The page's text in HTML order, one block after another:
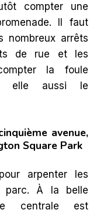
compter une
Il faut
nombreux arrêts
de rue et les
la foule
elle aussi le
avenue,
Square Park
arpenter les
parc. À la belle
centrale est